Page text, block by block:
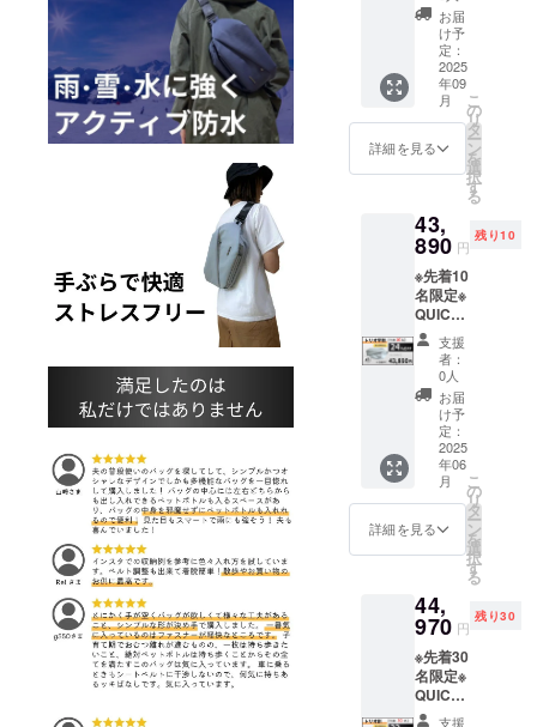
能性も
ござい
ます。
上の都
合等に
より出
荷時期
が遅れ
る場合
ます。
※皆様の
産効率
が向上
した場
合、正
規販売
価格が
販売予
定価格
より下
がる可
能性も
ござい
ます。
デザイ
ン・仕
様は変
更にな
る可能
性もご
ざいま
す。ご
ご注文
状況、
使用部
材の供
給状
況、製
造工程
上の都
合等に
より出
荷時期
が遅れ
る場合
があり
ます。
※皆様の
支援に
より量
した場
合、正
規販売
価格が
販売予
定価格
円が
【21%
OFF】
8,120円
割引の
30,480
円で支
援可能
※ 送料
は全国
一律無
料 ※ 割
引率は
販売予
定価格
に送料
を含む
合計金
額に対
するも
ので
す。 ※
デザイ
ン・仕
様は変
ざいま
す。ご
了承く
ださ
い。 ※
ご注文
状況、
O 2点
ペア割
30,480
円 (税
込・送
料込) カ
ラー：1
点ずつ
選択可
発送：
送品
2025年
9月末発
送予定
一般販
売予定
価格：
38,600
円が
【19%
OFF】
7,340円
割引の
31,260
円で支
援可能
※ 送料
は全国
一律無
料 ※ 割
引率は
販売予
定価格
お届
け予
定：
2025
年09
月
詳細を見る
こ
の
リ
タ
ー
ン
を
選
択
す
る
43,
890 円
残り10
※先着10
名限定※
QUICK
PACK
TRASP
O 3点
トリオ
早割
43,890
円 (税
込・送
料込) カ
ラー：1
点ずつ
選択可
発送：
送品
2025年
6月末発
送予定
一般販
売予定
支援
者：
0人
お届
け予
定：
2025
年06
月
詳細を見る
こ
の
リ
タ
ー
ン
を
選
択
す
る
44,
970 円
残り30
※先着30
名限定※
QUICK
PACK
支援